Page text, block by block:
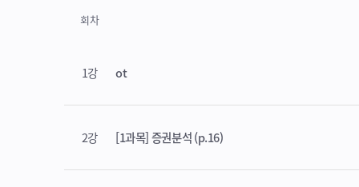
회차
1강 ot
2강 [1과목] 증권분석 (p.16)